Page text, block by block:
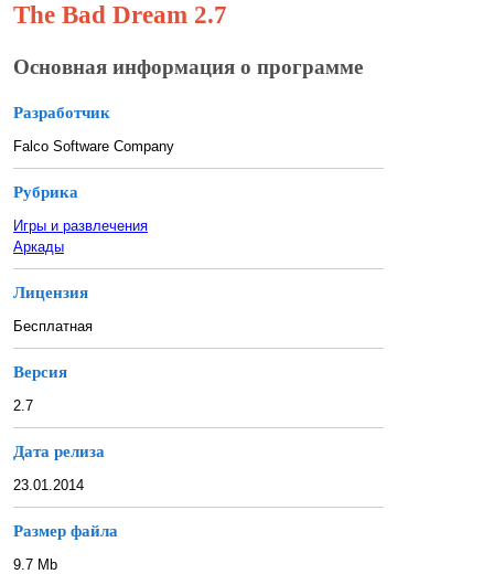
The Bad Dream 2.7
Основная информация о программе
Разработчик
Falco Software Company
Рубрика
Игры и развлечения
Аркады
Лицензия
Бесплатная
Версия
2.7
Дата релиза
23.01.2014
Размер файла
9.7 Mb